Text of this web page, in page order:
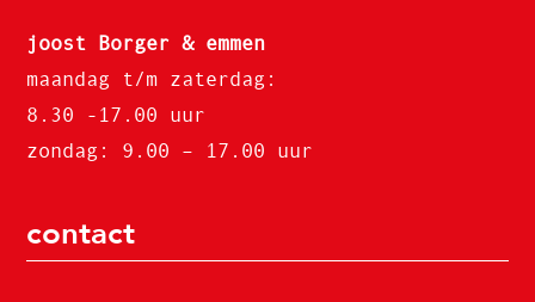
joost Borger & emmen
maandag t/m zaterdag:
8.30 -17.00 uur
zondag: 9.00 – 17.00 uur
contact